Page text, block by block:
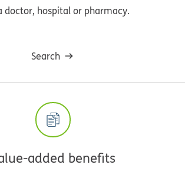
doctor, hospital or pharmacy.
Search
added benefits